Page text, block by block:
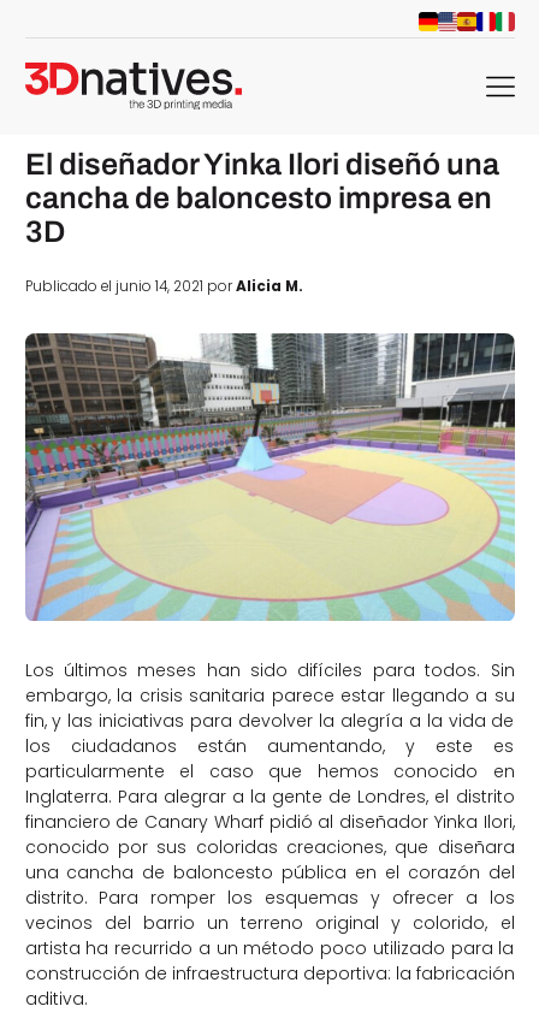
menu
El diseñador Yinka Ilori diseñó una
cancha de baloncesto impresa en
3D
Publicado el junio 14, 2021 porAlicia M.
Los últimos meses han sido difíciles para todos. Sin
embargo, la crisis sanitaria parece estar llegando a su
fin, y las iniciativas para devolver la alegría a la vida de
los ciudadanos están aumentando, y este es
particularmente el caso que hemos conocido en
Inglaterra. Para alegrar a la gente de Londres, el distrito
financiero de Canary Wharf pidió al diseñador Yinka Ilori,
conocido por sus coloridas creaciones, que diseñara
una cancha de baloncesto pública en el corazón del
distrito. Para romper los esquemas y ofrecer a los
vecinos del barrio un terreno original y colorido, el
artista ha recurrido a un método poco utilizado para la
construcción de infraestructura deportiva: la fabricación
aditiva.